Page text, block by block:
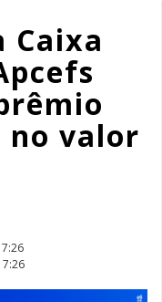
Caixa
no valor